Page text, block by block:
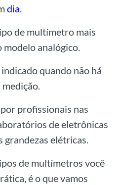
dia.
de multímetro mais
modelo analógico.
quando não há
profissionais nas
de eletrônicas
elétricas.
de multímetros você
é o que vamos